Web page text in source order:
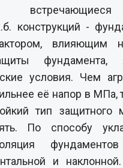
конструкций -
влияющим
фундамента,
условия. Чем
её напор в МПа,
тип защитного
По способу
и